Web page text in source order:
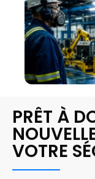
PRÊT À
VOTRE